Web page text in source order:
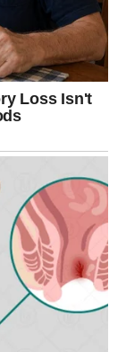
nego što
uvijek